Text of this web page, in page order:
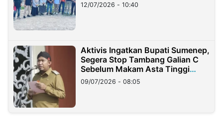
12/07/2026 - 10:40
Aktivis Ingatkan Bupati Sumenep,
Segera Stop Tambang Galian C
Sebelum Makam Asta Tinggi
Longsor
09/07/2026 - 08:05